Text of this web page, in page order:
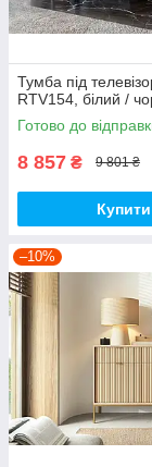
Тумба під
RTV154, білий /
Готово до
8 857 ₴ 9 801 ₴
Купити
–10%